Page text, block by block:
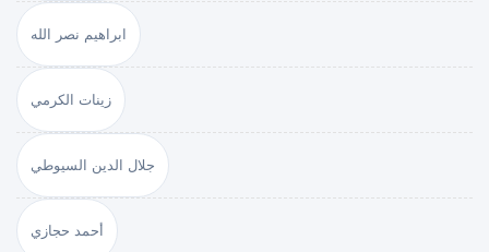
ابراهيم نصر الله
زينات الكرمي
جلال الدين السيوطي
أحمد حجازي